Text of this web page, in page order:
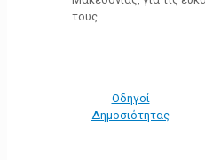
τους.
Οδηγοί
Δημοσιότητας